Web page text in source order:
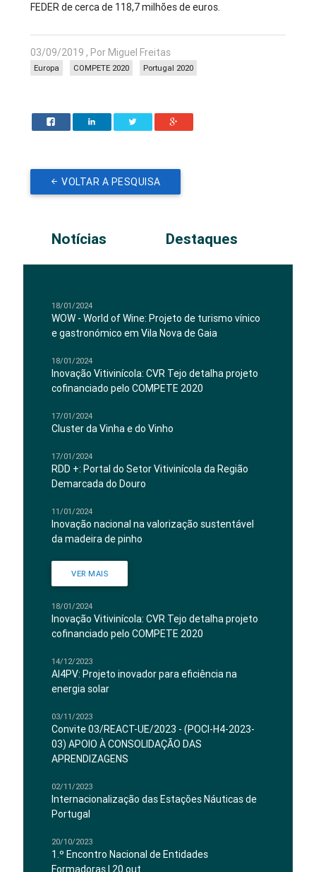
FEDER de cerca de 118,7 milhões de euros.
03/09/2019 , Por Miguel Freitas
Portugal 2020
COMPETE 2020
Europa
VOLTAR A PESQUISA
Notícias Destaques
18/01/2024
WOW - World of Wine: Projeto de turismo vínico
e gastronómico em Vila Nova de Gaia
18/01/2024
Inovação Vitivinícola: CVR Tejo detalha projeto
cofinanciado pelo COMPETE 2020
17/01/2024
Cluster da Vinha e do Vinho
17/01/2024
RDD +: Portal do Setor Vitivinícola da Região
Demarcada do Douro
11/01/2024
Inovação nacional na valorização sustentável
da madeira de pinho
VER MAIS
18/01/2024
Inovação Vitivinícola: CVR Tejo detalha projeto
cofinanciado pelo COMPETE 2020
14/12/2023
AI4PV: Projeto inovador para eficiência na
energia solar
03/11/2023
Convite 03/REACT-UE/2023 - (POCI-H4-2023-
03) APOIO À CONSOLIDAÇÃO DAS
APRENDIZAGENS
02/11/2023
Internacionalização das Estações Náuticas de
Portugal
20/10/2023
1.º Encontro Nacional de Entidades